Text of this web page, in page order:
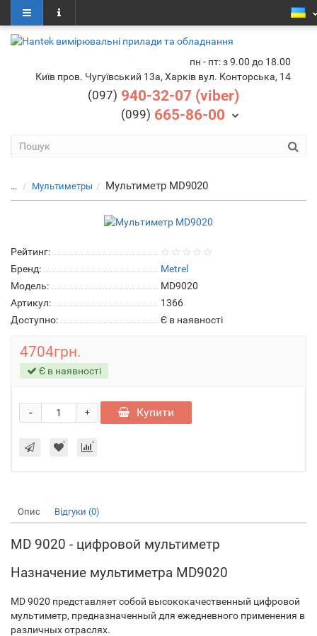
пн - пт: з 9.00 до 18.00
Київ пров. Чугуївський 13а, Харків вул. Конторська, 14
(097) 940-32-07 (viber)
(099) 665-86-00
... Мультиметры Мультиметр MD9020
Рейтинг:
Бренд:
Metrel
Модель:
MD9020
Артикул:
1366
Доступно:
Є в наявності
4704грн.
Є в наявності
+
- Купити
Опис Відгуки (0)
MD 9020 - цифровой мультиметр
Назначение мультиметра MD9020
MD 9020 представляет собой высококачественный цифровой
мультиметр, предназначенный для ежедневного применения в
различных отраслях.